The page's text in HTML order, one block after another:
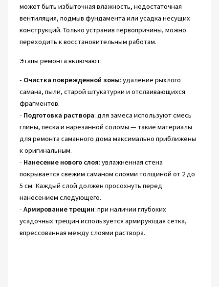
может быть избыточная влажность, недостаточная
вентиляция, подмыв фундамента или усадка несущих
конструкций. Только устранив первопричины, можно
переходить к восстановительным работам.
Этапы ремонта включают:
- Очистка поврежденной зоны: удаление рыхлого
самана, пыли, старой штукатурки и отслаивающихся
фрагментов.
- Подготовка раствора: для замеса используют смесь
глины, песка и нарезанной соломы — такие материалы
для ремонта саманного дома максимально приближены
к оригинальным.
- Нанесение нового слоя: увлажненная стена
покрывается свежим саманом слоями толщиной от 2 до
5 см. Каждый слой должен просохнуть перед
нанесением следующего.
- Армирование трещин: при наличии глубоких
усадочных трещин используется армирующая сетка,
впрессованная между слоями раствора.